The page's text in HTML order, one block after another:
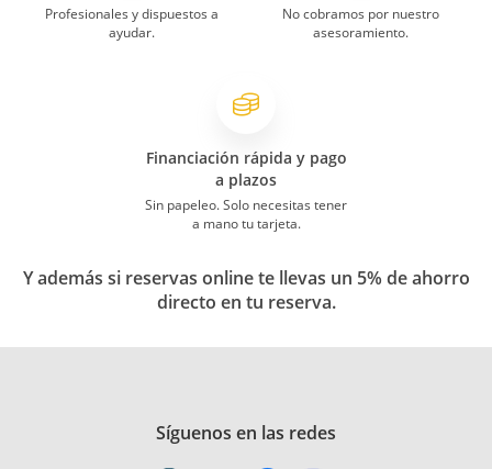
Profesionales y dispuestos a
ayudar.
No cobramos por nuestro
asesoramiento.
Financiación rápida y pago
a plazos
Sin papeleo. Solo necesitas tener
a mano tu tarjeta.
Y además si reservas online te llevas un 5% de ahorro
directo en tu reserva.
Síguenos en las redes